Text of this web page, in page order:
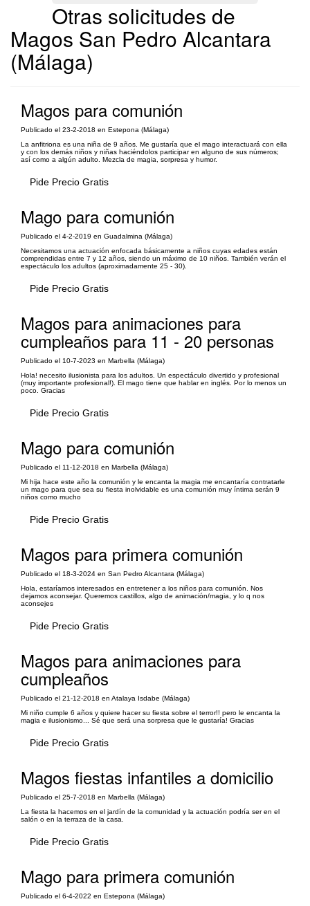
Otras solicitudes de
Magos San Pedro Alcantara
(Málaga)
Magos para comunión
Publicado el 23-2-2018 en Estepona (Málaga)
La anfitriona es una niña de 9 años. Me gustaría que el mago interactuará con ella
y con los demás niños y niñas haciéndolos participar en alguno de sus números;
así como a algún adulto. Mezcla de magia, sorpresa y humor.
Pide Precio Gratis
Mago para comunión
Publicado el 4-2-2019 en Guadalmina (Málaga)
Necesitamos una actuación enfocada básicamente a niños cuyas edades están
comprendidas entre 7 y 12 años, siendo un máximo de 10 niños. También verán el
espectáculo los adultos (aproximadamente 25 - 30).
Pide Precio Gratis
Magos para animaciones para
cumpleaños para 11 - 20 personas
Publicado el 10-7-2023 en Marbella (Málaga)
Hola! necesito ilusionista para los adultos. Un espectáculo divertido y profesional
(muy importante profesional!). El mago tiene que hablar en inglés. Por lo menos un
poco. Gracias
Pide Precio Gratis
Mago para comunión
Publicado el 11-12-2018 en Marbella (Málaga)
Mi hija hace este año la comunión y le encanta la magia me encantaría contratarle
un mago para que sea su fiesta inolvidable es una comunión muy íntima serán 9
niños como mucho
Pide Precio Gratis
Magos para primera comunión
Publicado el 18-3-2024 en San Pedro Alcantara (Málaga)
Hola, estaríamos interesados en entretener a los niños para comunión. Nos
dejamos aconsejar. Queremos castillos, algo de animación/magia, y lo q nos
aconsejes
Pide Precio Gratis
Magos para animaciones para
cumpleaños
Publicado el 21-12-2018 en Atalaya Isdabe (Málaga)
Mi niño cumple 6 años y quiere hacer su fiesta sobre el terror!! pero le encanta la
magia e ilusionismo... Sé que será una sorpresa que le gustaría! Gracias
Pide Precio Gratis
Magos fiestas infantiles a domicilio
Publicado el 25-7-2018 en Marbella (Málaga)
La fiesta la hacemos en el jardín de la comunidad y la actuación podría ser en el
salón o en la terraza de la casa.
Pide Precio Gratis
Mago para primera comunión
Publicado el 6-4-2022 en Estepona (Málaga)